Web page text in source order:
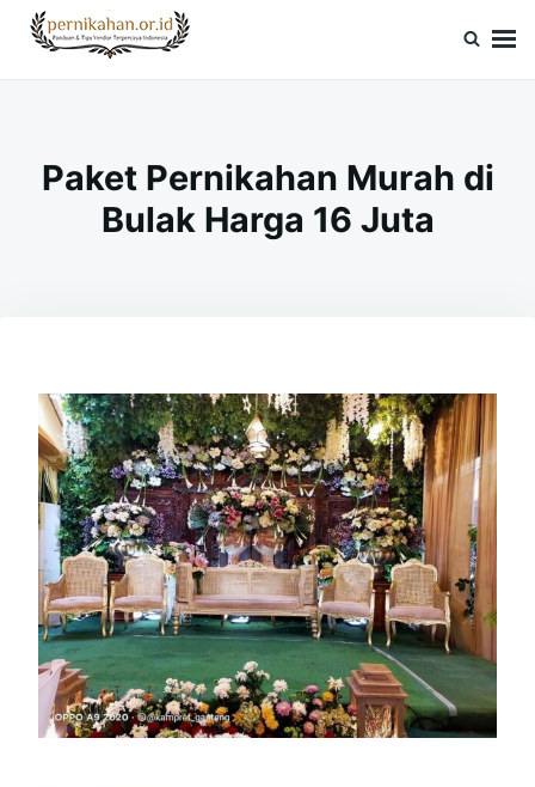
SkipSearch
for:
Paket Pernikahan Murah di
Bulak Harga 16 Juta